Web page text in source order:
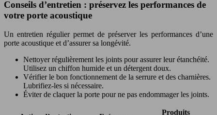
Conseils d’entretien : préservez les performances de
votre porte acoustique
Un entretien régulier permet de préserver les performances d’une
porte acoustique et d’assurer sa longévité.
Nettoyer régulièrement les joints pour assurer leur étanchéité.
Utilisez un chiffon humide et un détergent doux.
Vérifier le bon fonctionnement de la serrure et des charnières.
Lubrifiez-les si nécessaire.
Éviter de claquer la porte pour ne pas endommager les joints.
Produits